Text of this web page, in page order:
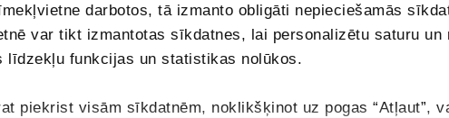
darbotos, tā izmanto obligāti nepieciešamās
var tikt izmantotas sīkdatnes, lai personalizētu saturu un
līdzekļu funkcijas un statistikas nolūkos.
piekrist visām sīkdatnēm, noklikšķinot uz pogas “Atļaut”,